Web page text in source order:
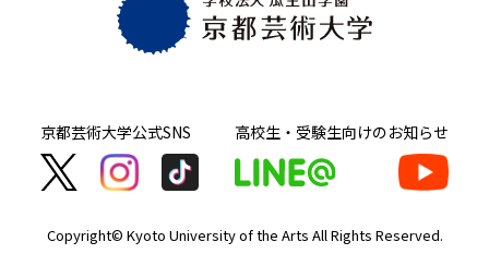
京都芸術大学公式SNS 高校生・受験生向けのお知らせ
Copyright© Kyoto University of the Arts All Rights Reserved.